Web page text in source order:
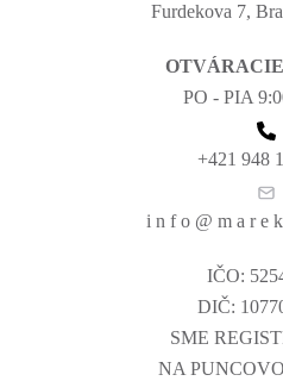
Furdekova 7,
PO - PIA
+421 948
i n f o @ m a r e
IČO:
DIČ:
SME
NA